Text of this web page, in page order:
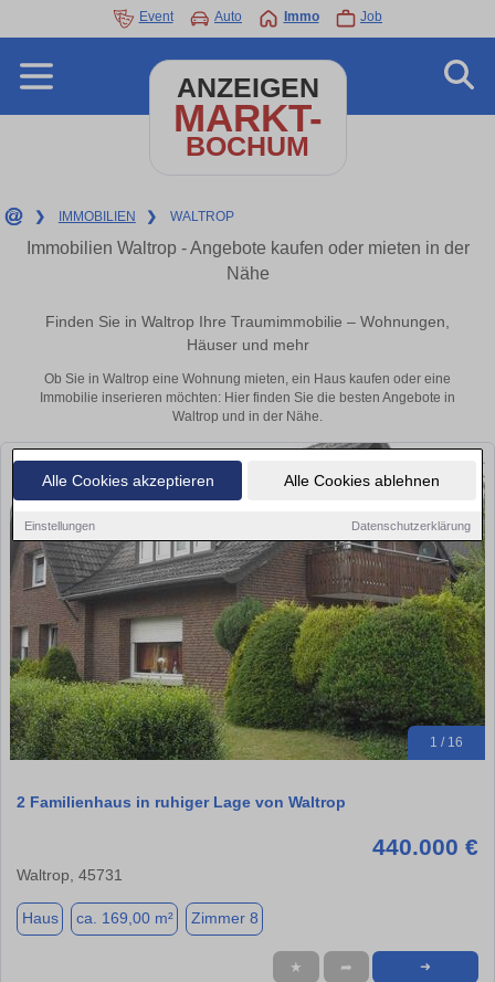
Alle Cookies akzeptieren Alle Cookies ablehnen
Einstellungen Datenschutzerklärung
Event Auto Immo Job
ANZEIGEN
MARKT-
BOCHUM
❯ IMMOBILIEN ❯ WALTROP
Immobilien Waltrop - Angebote kaufen oder mieten in der
Nähe
Finden Sie in Waltrop Ihre Traumimmobilie – Wohnungen,
Häuser und mehr
Ob Sie in Waltrop eine Wohnung mieten, ein Haus kaufen oder eine
Immobilie inserieren möchten: Hier finden Sie die besten Angebote in
Waltrop und in der Nähe.
1 / 16
2 Familienhaus in ruhiger Lage von Waltrop
440.000 €
Waltrop, 45731
Haus ca. 169,00 m² Zimmer 8
★ ➦ ➜